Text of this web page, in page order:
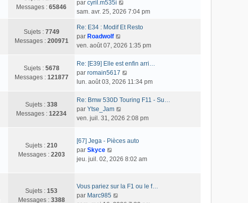
g
e
r
e
s
s
g
e
e
e
r
n
e
r
m
s
a
e
Messages : 65846
par cyril.m535i
o
s
l
e
r
l
d
r
i
r
s
sam. avr. 25, 2026 7:04 pm
Sujets : 7749
Messages : 200971
Re: E34 : Modif Et Resto
par Roadwolf
o
s
u
l
e
l
e
n
r
ven. août 07, 2026 1:35 pm
Sujets : 5678
Messages : 121877
Re: [E39] Elle est enfin arri…
par romain5617
o
s
l
r
e
r
lun. août 03, 2026 11:34 pm
Sujets : 338
Messages : 12234
Re: Bmw 530D Touring F11 - Su…
par Ytse_Jam
o
u
t
l
ven. juil. 31, 2026 2:08 pm
Sujets : 210
Messages : 2203
[67] Jega - Pièces auto
par Skyce
o
u
l
jeu. juil. 02, 2026 8:02 am
Sujets : 153
Messages : 3388
Vous pariez sur la F1 ou le f…
par Marc985